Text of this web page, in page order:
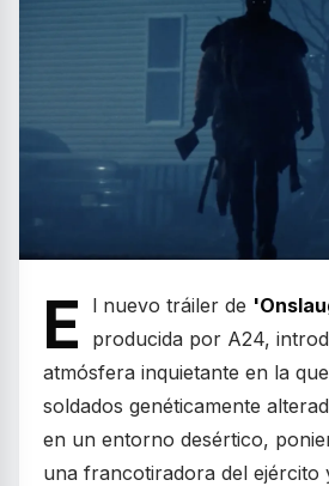
E l nuevo tráiler de
producida por A24,
atmósfera inquietante en la
soldados genéticamente
en un entorno desértico,
una francotiradora del ejército